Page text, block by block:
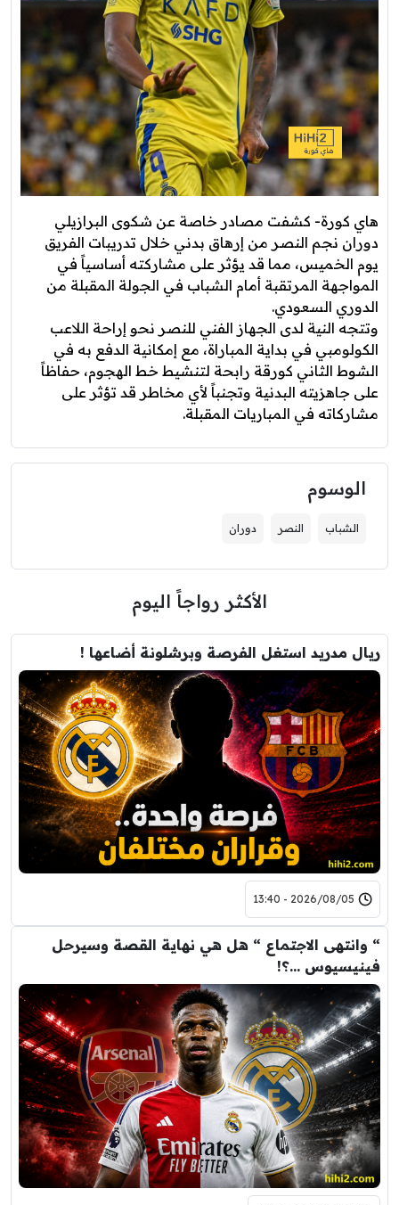
هاي كورة- كشفت مصادر خاصة عن شكوى البرازيلي
دوران نجم النصر من إرهاق بدني خلال تدريبات الفريق
يوم الخميس، مما قد يؤثر على مشاركته أساسياً في
المواجهة المرتقبة أمام الشباب في الجولة المقبلة من
الدوري السعودي.
وتتجه النية لدى الجهاز الفني للنصر نحو إراحة اللاعب
الكولومبي في بداية المباراة، مع إمكانية الدفع به في
الشوط الثاني كورقة رابحة لتنشيط خط الهجوم، حفاظاً
على جاهزيته البدنية وتجنباً لأي مخاطر قد تؤثر على
مشاركاته في المباريات المقبلة.
الوسوم
الشباب النصر دوران
الأكثر رواجاً اليوم
ريال مدريد استغل الفرصة وبرشلونة أضاعها !
2026/08/05 - 13:40
“ وانتهى الاجتماع “ هل هي نهاية القصة وسيرحل
فينيسيوس …؟!